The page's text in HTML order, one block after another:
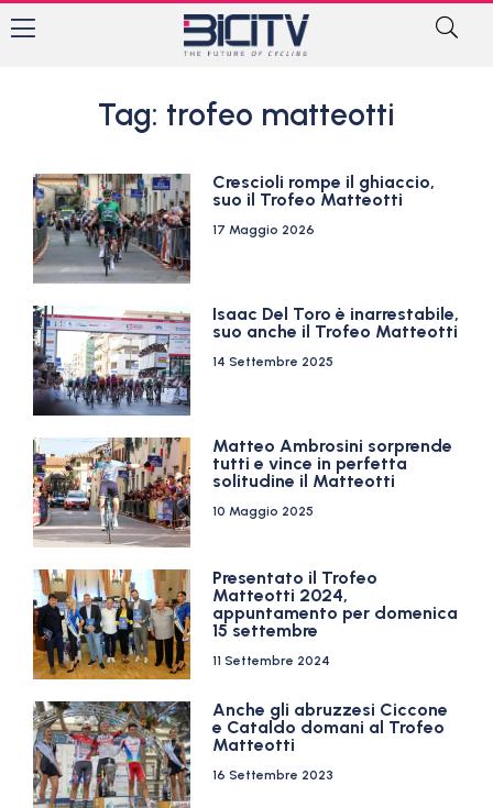
Tag: trofeo matteotti
Crescioli rompe il ghiaccio,
suo il Trofeo Matteotti
17 Maggio 2026
Isaac Del Toro è inarrestabile,
suo anche il Trofeo Matteotti
14 Settembre 2025
Matteo Ambrosini sorprende
tutti e vince in perfetta
solitudine il Matteotti
10 Maggio 2025
Presentato il Trofeo
Matteotti 2024,
appuntamento per domenica
15 settembre
11 Settembre 2024
Anche gli abruzzesi Ciccone
e Cataldo domani al Trofeo
Matteotti
16 Settembre 2023